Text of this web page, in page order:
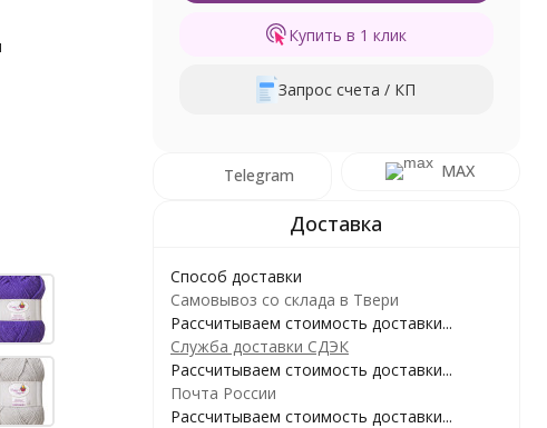
Купить в 1 клик
Запрос счета / КП
Telegram MAX
Способ доставки
Самовывоз со склада в Твери
Рассчитываем стоимость доставки...
Служба доставки СДЭК
Рассчитываем стоимость доставки...
Почта России
Рассчитываем стоимость доставки...